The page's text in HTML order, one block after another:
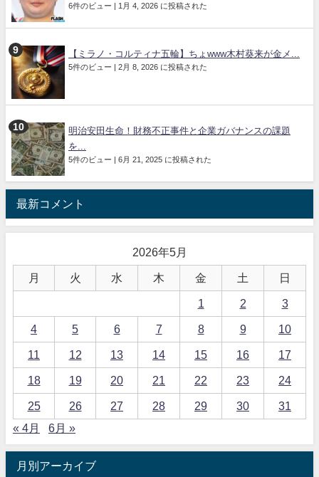
6件のビュー | 1月 4, 2026 に投稿された
【ミラノ・コルティナ五輪】ちょwww木村葵来が金メ...
5件のビュー | 2月 8, 2026 に投稿された
明治安田生命！財務不正事件と企業ガバナンスの課題
を...
5件のビュー | 6月 21, 2025 に投稿された
最新コメント
2026年5月
月 火 水 木 金 土 日
1 2 3
4 5 6 7 8 9 10
11 12 13 14 15 16 17
18 19 20 21 22 23 24
25 26 27 28 29 30
31
« 4月
6月 »
月別アーカイブ